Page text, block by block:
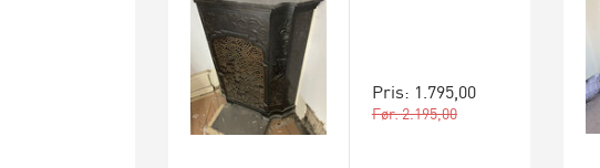
Pris: 1.795,00
Før: 2.195,00